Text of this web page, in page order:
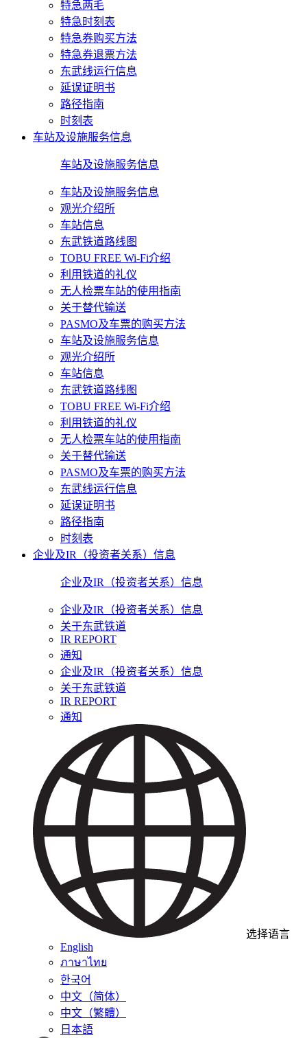
特急两毛
特急时刻表
特急券购买方法
特急券退票方法
东武线运行信息
延误证明书
路径指南
时刻表
车站及设施服务信息
车站及设施服务信息
车站及设施服务信息
观光介绍所
车站信息
东武铁道路线图
TOBU FREE Wi-Fi介绍
利用铁道的礼仪
无人检票车站的使用指南
关于替代输送
PASMO及车票的购买方法
车站及设施服务信息
观光介绍所
车站信息
东武铁道路线图
TOBU FREE Wi-Fi介绍
利用铁道的礼仪
无人检票车站的使用指南
关于替代输送
PASMO及车票的购买方法
东武线运行信息
延误证明书
路径指南
时刻表
企业及IR（投资者关系）信息
企业及IR（投资者关系）信息
企业及IR（投资者关系）信息
关于东武铁道
IR REPORT
通知
企业及IR（投资者关系）信息
关于东武铁道
IR REPORT
通知
选择语言
English
ภาษาไทย
한국어
中文（简体）
中文（繁體）
日本語